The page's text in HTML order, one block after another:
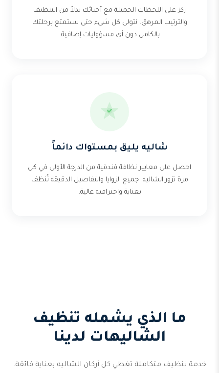
ركز على اللحظات الجميلة مع أحبائك بدلاً من التنظيف
والترتيب المرهق. نتولى كل شيء حتى تستمتع برحلتك
بالكامل دون أي مسؤوليات إضافية.
شاليه يليق بمستواك دائماً
احصل على معايير نظافة فندقية من الدرجة الأولى في كل
مرة تزور الشاليه. جميع الزوايا والتفاصيل الدقيقة تُنظف
بعناية واحترافية عالية.
ما الذي يشمله تنظيف
الشاليهات لدينا
خدمة تنظيف متكاملة تغطي كل أركان الشاليه بعناية فائقة.